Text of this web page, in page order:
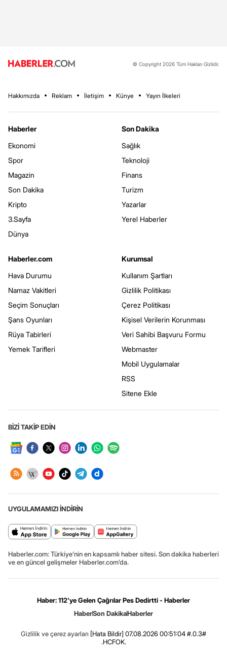
© Copyright 2026 Tüm Hakları Gizlidir.
Hakkımızda Reklam İletişim Künye Yayın İlkeleri
Haberler
Ekonomi
Spor
Magazin
Son Dakika
Kripto
3.Sayfa
Dünya
Son Dakika
Sağlık
Teknoloji
Finans
Turizm
Yazarlar
Yerel Haberler
Haberler.com
Hava Durumu
Namaz Vakitleri
Seçim Sonuçları
Şans Oyunları
Rüya Tabirleri
Yemek Tarifleri
Kurumsal
Kullanım Şartları
Gizlilik Politikası
Çerez Politikası
Kişisel Verilerin Korunması
Veri Sahibi Başvuru Formu
Webmaster
Mobil Uygulamalar
RSS
Sitene Ekle
BİZİ TAKİP EDİN
UYGULAMAMIZI İNDİRİN
Haberler.com: Türkiye’nin en kapsamlı haber sitesi. Son dakika haberleri
ve en güncel gelişmeler Haberler.com’da.
Haber: 112'ye Gelen Çağrılar Pes Dedirtti - Haberler
HaberSon DakikaHaberler
Gizlilik ve çerez ayarları [Hata Bildir] 07.08.2026 00:51:04 #.0.3#
.HCFOK.